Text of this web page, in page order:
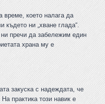
време, което налага да
където ни „хване глада“.
ни пречи да забележим един
храна му е
закуска с надеждата, че
практика този навик е